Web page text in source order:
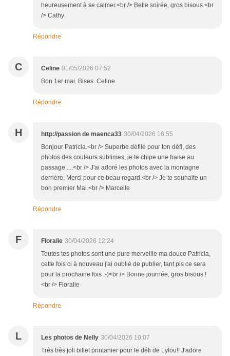
heureusement à se calmer.<br /> Belle soirée, gros bisous.<br
/> Cathy
Répondre
C Celine 01/05/2026 07:52
Bon 1er mai. Bises. Celine
Répondre
H http://passion de maenca33 30/04/2026 16:55
Bonjour Patricia.<br /> Superbe défilé pour ton défi, des
photos des couleurs sublimes, je te chipe une fraise au
passage.....<br /> J'ai adoré les photos avec la montagne
derrière, Merci pour ce beau regard.<br /> Je te souhaite un
bon premier Mai.<br /> Marcelle
Répondre
F Floralie 30/04/2026 12:24
Toutes tes photos sont une pure merveille ma douce Patricia,
cette fois ci à nouveau j'ai oublié de publier, tant pis ce sera
pour la prochaine fois :-)<br /> Bonne journée, gros bisous !
<br /> Floralie
Répondre
L Les photos de Nelly 30/04/2026 10:07
Très très joli billet printanier pour le défi de Lylou!! J'adore